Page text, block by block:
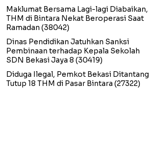
Maklumat Bersama Lagi-lagi Diabaikan,
THM di Bintara Nekat Beroperasi Saat
Ramadan (38042)
Dinas Pendidikan Jatuhkan Sanksi
Pembinaan terhadap Kepala Sekolah
SDN Bekasi Jaya 8 (30419)
Diduga Ilegal, Pemkot Bekasi Ditantang
Tutup 18 THM di Pasar Bintara (27322)